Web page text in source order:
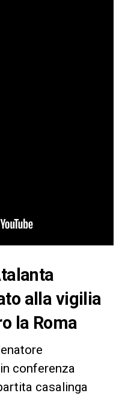
alla vigilia
la Roma
conferenza
casalinga